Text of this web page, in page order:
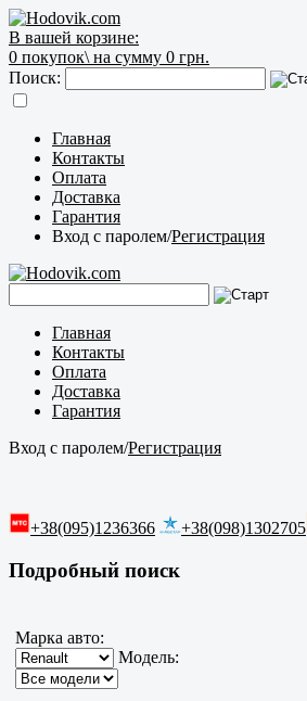
В вашей корзине:
0 покупок\ на сумму 0 грн.
Поиск:
Главная
Контакты
Оплата
Доставка
Гарантия
Вход с паролем/Регистрация
Главная
Контакты
Оплата
Доставка
Гарантия
Вход с паролем/Регистрация
+38(095)1236366 +38(098)1302705
Подробный поиск
Марка авто:
Модель: